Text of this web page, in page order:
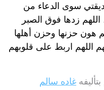
سوى الدعاء من
زدها فوق الصبر
هون حزنها وحزن أهلها
اللهم اربط على قلوبهم
غاده سالم